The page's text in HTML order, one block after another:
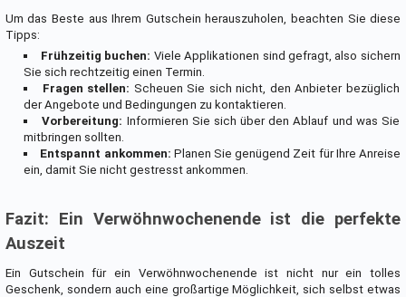
Um das Beste aus Ihrem Gutschein herauszuholen, beachten Sie diese
Tipps:
Frühzeitig buchen: Viele Applikationen sind gefragt, also sichern
Sie sich rechtzeitig einen Termin.
Fragen stellen: Scheuen Sie sich nicht, den Anbieter bezüglich
der Angebote und Bedingungen zu kontaktieren.
Vorbereitung: Informieren Sie sich über den Ablauf und was Sie
mitbringen sollten.
Entspannt ankommen: Planen Sie genügend Zeit für Ihre Anreise
ein, damit Sie nicht gestresst ankommen.
Fazit: Ein Verwöhnwochenende ist die perfekte
Auszeit
Ein Gutschein für ein Verwöhnwochenende ist nicht nur ein tolles
Geschenk, sondern auch eine großartige Möglichkeit, sich selbst etwas